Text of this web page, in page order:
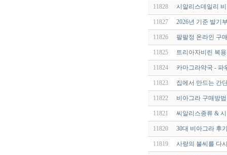
11828 시알리스데일리
11827 2026년 기준 발기
11826 팔팔정 온라인 구
11825 트리아자비린 복
11824 카마그라약국 - 파
11823 집에서 만드는 간
11822 비아그라 구매방법
11821 씨알리스종류 &
11820 30대 비아그라 후
11819 사랑의 불씨를 다